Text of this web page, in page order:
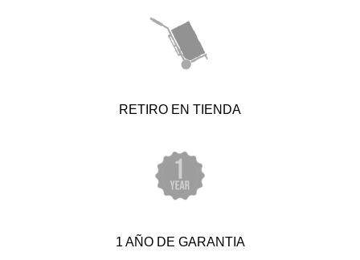
RETIRO EN TIENDA
1 AÑO DE GARANTIA